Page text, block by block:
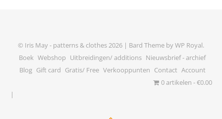
© Iris May - patterns & clothes 2026 | Bard Theme byWP Royal.
Boek Webshop Uitbreidingen/ additions Nieuwsbrief - archief
Blog Gift card Gratis/ Free Verkooppunten Contact Account
0 artikelen
€0.00